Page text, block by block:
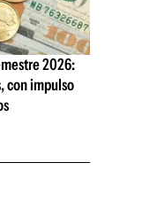
2026:
con impulso